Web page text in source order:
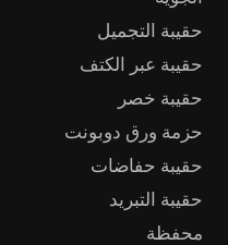
حقيبة التجميل
حقيبة عبر الكتف
حقيبة خصر
حزمة ورق دوبونت
حقيبة حفاضات
حقيبة التبريد
محفظة